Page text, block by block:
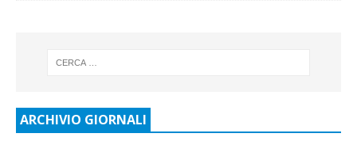
ARCHIVIO GIORNALI